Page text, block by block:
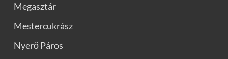
Megasztár
Mestercukrász
Nyerő Páros